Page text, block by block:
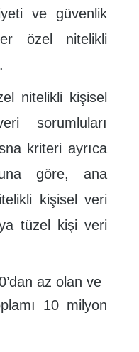
ve güvenlik
özel nitelikli
nitelikli kişisel
sorumluları
kriteri ayrıca
göre, ana
kişisel veri
tüzel kişi veri
az olan ve
10 milyon